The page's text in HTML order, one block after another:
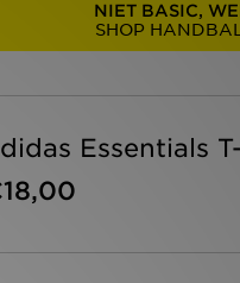
NIET BASIC,
SHOP
Essentials